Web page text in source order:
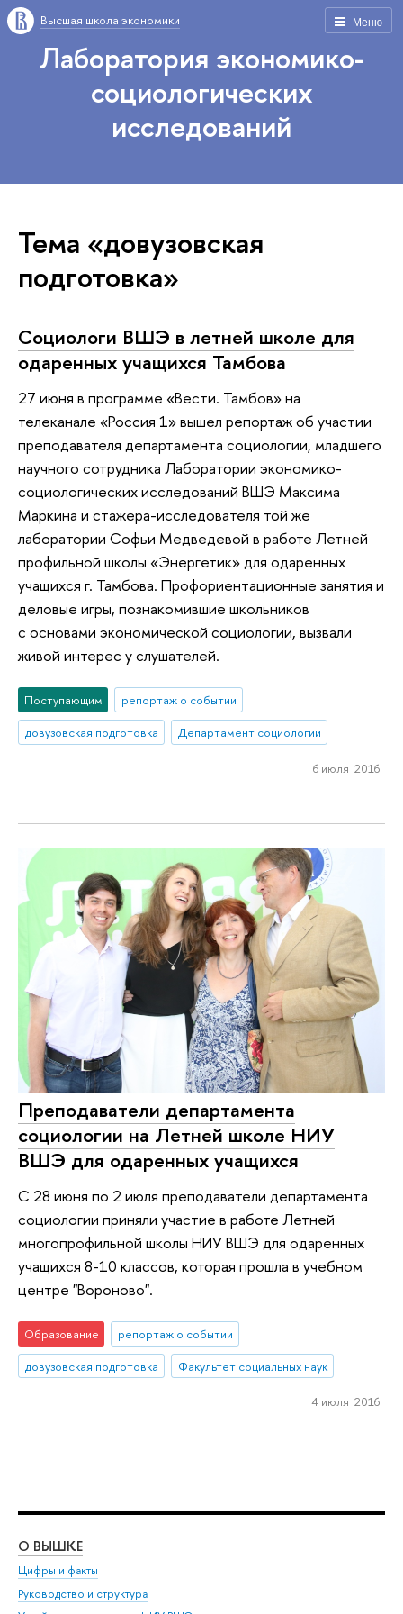
Меню
Высшая школа экономики
Лаборатория экономико-
социологических
исследований
Тема «довузовская
подготовка»
Социологи ВШЭ в летней школе для
одаренных учащихся Тамбова
27 июня в программе «Вести. Тамбов» на
телеканале «Россия 1» вышел репортаж об участии
преподавателя департамента социологии, младшего
научного сотрудника Лаборатории экономико-
социологических исследований ВШЭ Максима
Маркина и стажера-исследователя той же
лаборатории Софьи Медведевой в работе Летней
профильной школы «Энергетик» для одаренных
учащихся г. Тамбова. Профориентационные занятия и
деловые игры, познакомившие школьников
с основами экономической социологии, вызвали
живой интерес у слушателей.
Поступающим
репортаж о событии
довузовская подготовка
Департамент социологии
6 июля 2016
Преподаватели департамента
социологии на Летней школе НИУ
ВШЭ для одаренных учащихся
С 28 июня по 2 июля преподаватели департамента
социологии приняли участие в работе Летней
многопрофильной школы НИУ ВШЭ для одаренных
учащихся 8-10 классов, которая прошла в учебном
центре "Вороново".
Образование
репортаж о событии
довузовская подготовка
Факультет социальных наук
4 июля 2016
О ВЫШКЕ
Цифры и факты
Руководство и структура